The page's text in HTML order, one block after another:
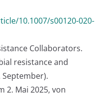
10.1007/s00120-020-
Collaborators.
resistance and
September).
2. Mai 2025, von